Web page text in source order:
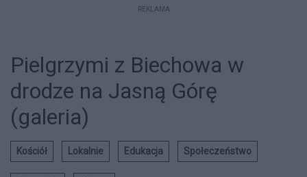
REKLAMA
Pielgrzymi z Biechowa w
drodze na Jasną Górę
(galeria)
Kościół Lokalnie Edukacja Społeczeństwo